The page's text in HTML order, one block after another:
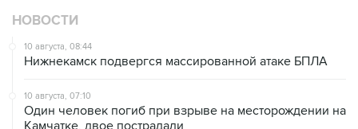
НОВОСТИ
10 августа, 08:44
Нижнекамск подвергся массированной атаке БПЛА
10 августа, 07:10
Один человек погиб при взрыве на месторождении на
Камчатке, двое пострадали